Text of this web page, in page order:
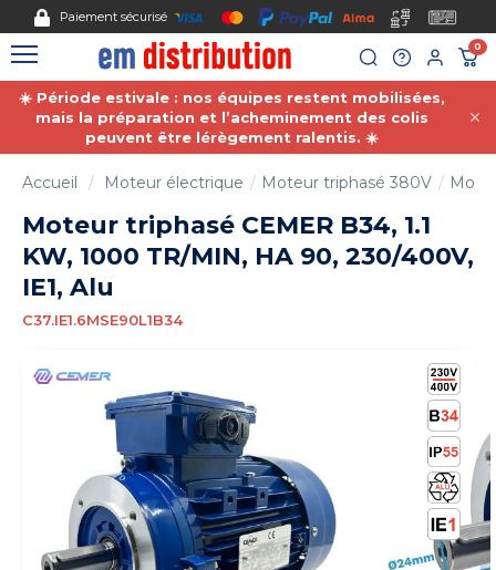
Paiement sécurisé
0
☀️ Période estivale : nos équipes restent mobilisées,
mais la préparation et l’acheminement des colis
peuvent être lérègement ralentis. ☀️
Accueil Moteur électrique Moteur triphasé 380V
Moteur triphasé CEMER B34, 1.1
KW, 1000 TR/MIN, HA 90, 230/400V,
IE1, Alu
C37.IE1.6MSE90L1B34
Gestion des cookies